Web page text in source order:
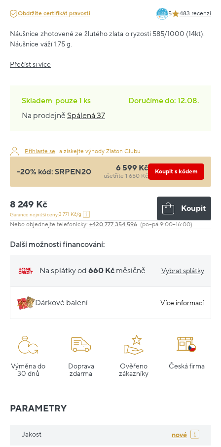
Obdržíte certifikát pravosti 5 483 recenzí
Náušnice zhotovené ze žlutého zlata o ryzosti 585/1000 (14kt).
Náušnice váží 1.75 g.
Přečíst si více
Skladem pouze1 ks
Doručíme do: 12.08.
Na prodejně Spálená 37
Přihlaste se a získejte výhody Zlaton Clubu
-20% kód: SRPEN20 6 599 Kč
ušetříte 1 650 Kč
Koupit s kódem
8 249 Kč
Garance nejnižší ceny:3 771 Kč/g
Koupit
Nebo objednejte telefonicky: +420 777 354 596 (po–pá 9:00–16:00)
Další možnosti financování:
Na splátky od 660 Kč měsíčně Vybrat splátky
Dárkové balení Více informací
Výměna do
30 dnů
Doprava
zdarma
Ověřeno
zákazníky
Česká firma
PARAMETRY
Jakost nové